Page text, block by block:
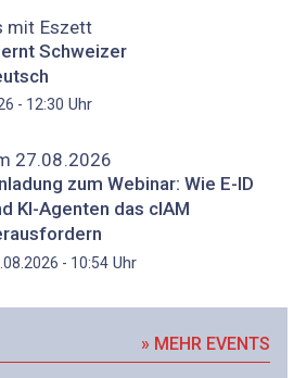
mit Eszett
Schweizer
- 12:30 Uhr
27.08.2026
zum Webinar: Wie E-ID
KI-Agenten das cIAM
- 10:54Uhr
» MEHR EVENTS